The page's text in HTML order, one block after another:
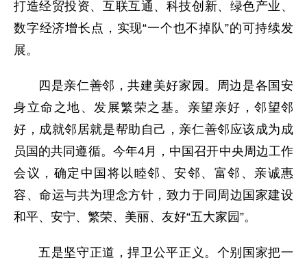
打造经贸投资、互联互通、科技创新、绿色产业、
数字经济增长点，实现“一个也不掉队”的可持续发
展。
四是亲仁善邻，共建美好家园。周边是各国安
身立命之地、发展繁荣之基。亲望亲好，邻望邻
好，成就邻居就是帮助自己，亲仁善邻应该成为成
员国的共同遵循。今年4月，中国召开中央周边工作
会议，确定中国将以睦邻、安邻、富邻、亲诚惠
容、命运与共为理念方针，致力于同周边国家建设
和平、安宁、繁荣、美丽、友好“五大家园”。
五是坚守正道，捍卫公平正义。个别国家把一